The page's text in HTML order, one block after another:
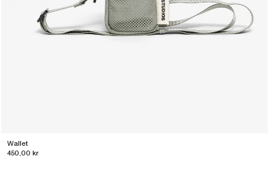
Wallet
450,00 kr